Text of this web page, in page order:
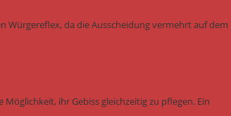
Würgereflex, da die Ausscheidung vermehrt auf dem
ihr Gebiss gleichzeitig zu pflegen. Ein